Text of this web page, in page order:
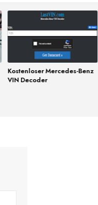
Kostenloser Mercedes-Benz
VIN Decoder